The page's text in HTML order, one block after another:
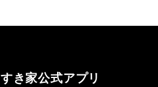
すき家公式アプリ